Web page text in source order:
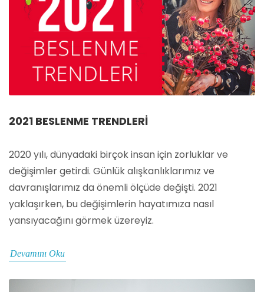
2021 BESLENME TRENDLERI
2020 yılı, dünyadaki birçok insan için zorluklar ve
değişimler getirdi. Günlük alışkanlıklarımız ve
davranışlarımız da önemli ölçüde değişti. 2021
yaklaşırken, bu değişimlerin hayatımıza nasıl
yansıyacağını görmek üzereyiz.
Devamını Oku